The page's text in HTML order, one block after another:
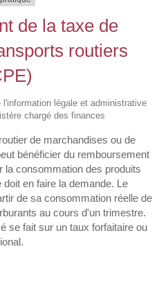
de la taxe de
routiers
légale et administrative
chargé des finances
de marchandises ou de
bénéficier du remboursement
la consommation des produits
en faire la demande. Le
de sa consommation réelle de
au cours d'un trimestre.
se fait sur un taux forfaitaire ou